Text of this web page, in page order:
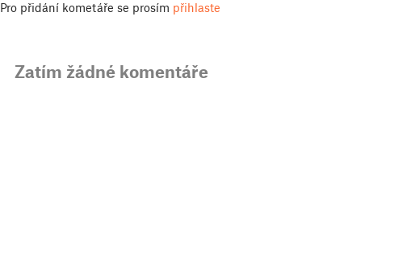
Pro přidání kometáře se prosím přihlaste
Zatím žádné komentáře